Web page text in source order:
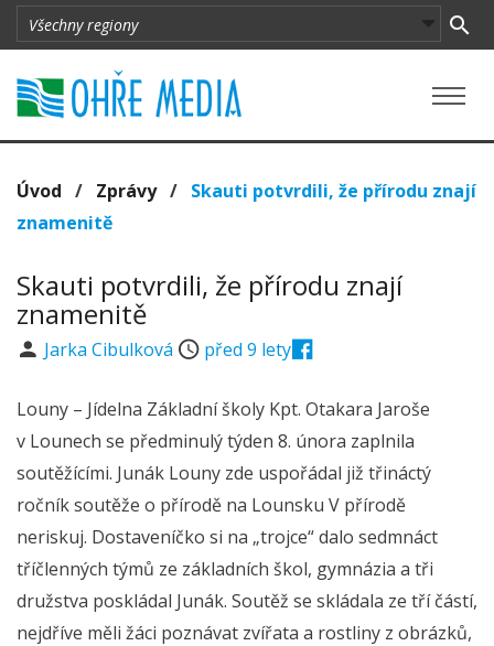
Úvod / Zprávy/ Skauti potvrdili, že přírodu znají
znamenitě
Skauti potvrdili, že přírodu znají
znamenitě
Jarka Cibulková před 9 lety
Louny – Jídelna Základní školy Kpt. Otakara Jaroše
v Lounech se předminulý týden 8. února zaplnila
soutěžícími. Junák Louny zde uspořádal již třináctý
ročník soutěže o přírodě na Lounsku V přírodě
neriskuj. Dostaveníčko si na „trojce“ dalo sedmnáct
tříčlenných týmů ze základních škol, gymnázia a tři
družstva poskládal Junák. Soutěž se skládala ze tří částí,
nejdříve měli žáci poznávat zvířata a rostliny z obrázků,